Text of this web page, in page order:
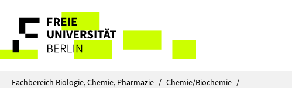
direkt
Inhalt
Service-
Navigation
Fachbereich Biologie, Chemie, Pharmazie / Chemie/Biochemie /